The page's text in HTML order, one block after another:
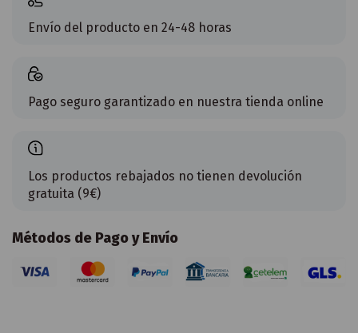
Envío del producto en 24-48 horas
Pago seguro garantizado en nuestra tienda online
Los productos rebajados no tienen devolución
gratuita (9€)
Métodos de Pago y Envío